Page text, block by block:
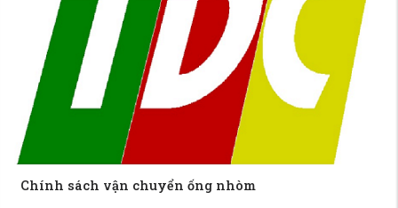
Chính sách vận chuyển ống nhòm